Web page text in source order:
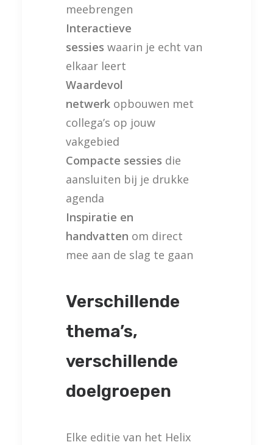
meebrengen
Interactieve
sessies waarin je echt van
elkaar leert
Waardevol
netwerk opbouwen met
collega’s op jouw
vakgebied
Compacte sessies die
aansluiten bij je drukke
agenda
Inspiratie en
handvatten om direct
mee aan de slag te gaan
Verschillende
thema’s,
verschillende
doelgroepen
Elke editie van het Helix